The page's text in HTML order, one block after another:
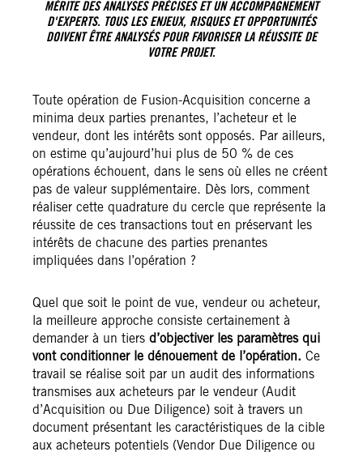
MÉRITE DES ANALYSES PRÉCISES ET UN ACCOMPAGNEMENT
D'EXPERTS. TOUS LES ENJEUX, RISQUES ET OPPORTUNITÉS
DOIVENT ÊTRE ANALYSÉS POUR FAVORISER LA RÉUSSITE DE
VOTRE PROJET.
Toute opération de Fusion-Acquisition concerne a
minima deux parties prenantes, l’acheteur et le
vendeur, dont les intérêts sont opposés. Par ailleurs,
on estime qu’aujourd’hui plus de 50 % de ces
opérations échouent, dans le sens où elles ne créent
pas de valeur supplémentaire. Dès lors, comment
réaliser cette quadrature du cercle que représente la
réussite de ces transactions tout en préservant les
intérêts de chacune des parties prenantes
impliquées dans l’opération ?
Quel que soit le point de vue, vendeur ou acheteur,
la meilleure approche consiste certainement à
demander à un tiers d’objectiver les paramètres qui
vont conditionner le dénouement de l’opération. Ce
travail se réalise soit par un audit des informations
transmises aux acheteurs par le vendeur (Audit
d’Acquisition ou Due Diligence) soit à travers un
document présentant les caractéristiques de la cible
aux acheteurs potentiels (Vendor Due Diligence ou